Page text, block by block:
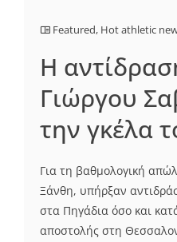
Featured, Hot athletic
Η
Γιώργου
την γκέλα
Για τη βαθμολογική
Ξάνθη, υπήρξαν
στα Πηγάδια όσο και
αποστολής στη